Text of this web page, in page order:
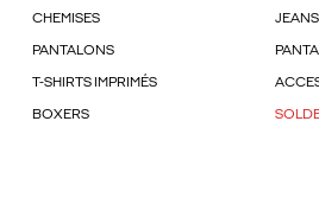
CHEMISES JEANS
PANTALONS
T-SHIRTS IMPRIMÉS
BOXERS